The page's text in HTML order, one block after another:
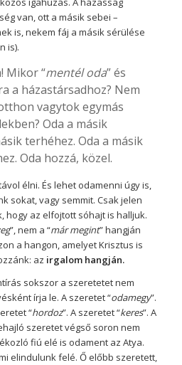
van, ott a másik sebei –
is, nekem fáj a másik sérülése
is).
Mikor “mentél oda” és
a házastársadhoz? Nem
vagytok egymás
Oda a másik
terhéhez. Oda a másik
Oda hozzá, közel.
élni. És lehet odamenni úgy is,
sokat, vagy semmit. Csak jelen
hogy az elfojtott sóhajt is halljuk.
”, nem a “már megint” hangján
a hangon, amelyet Krisztus is
az irgalom hangján.
sokszor a szeretetet nem
írja le. A szeretet “odamegy”.
“hordoz”. A szeretet “keres”. A
szeretet végső soron nem
fiú elé is odament az Atya.
elindulunk felé. Ő előbb szeretett,